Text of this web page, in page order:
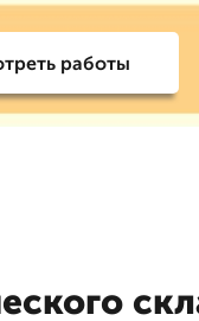
работы